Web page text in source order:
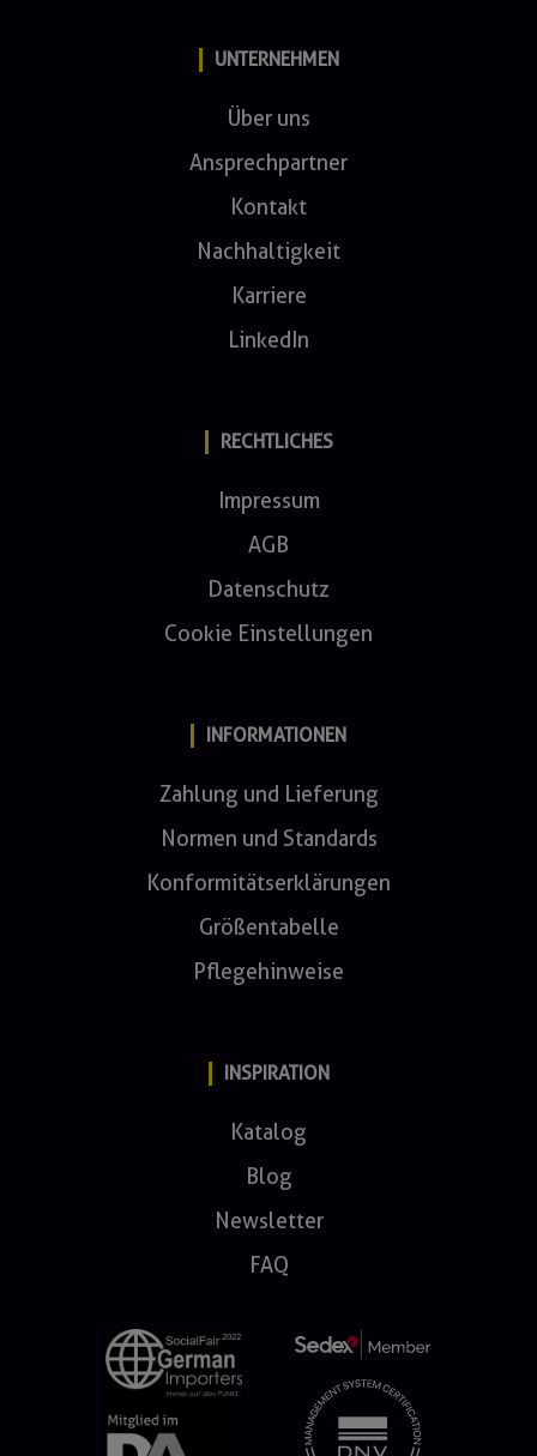
UNTERNEHMEN
Über uns
Ansprechpartner
Kontakt
Nachhaltigkeit
Karriere
LinkedIn
RECHTLICHES
Impressum
AGB
Datenschutz
Cookie Einstellungen
INFORMATIONEN
Zahlung und Lieferung
Normen und Standards
Konformitätserklärungen
Größentabelle
Pflegehinweise
INSPIRATION
Katalog
Blog
Newsletter
FAQ